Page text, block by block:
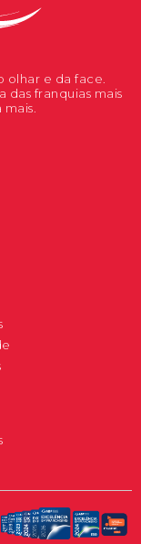
olhar e da face.
das franquias mais